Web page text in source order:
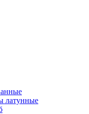
латунные